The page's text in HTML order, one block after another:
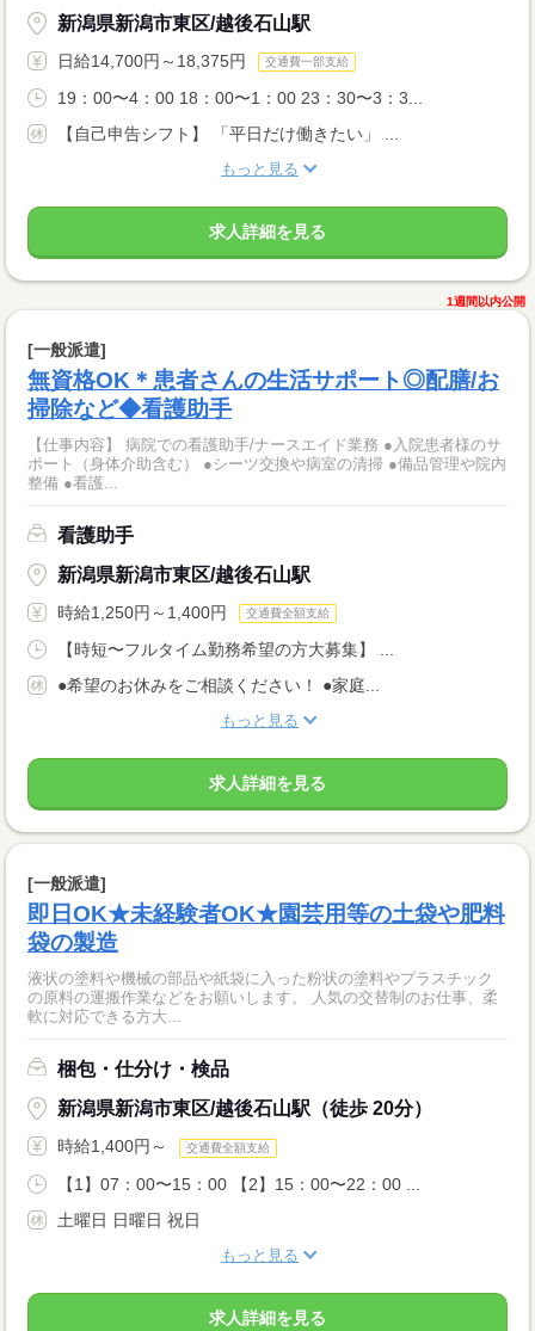
新潟県新潟市東区/越後石山駅
日給14,700円～18,375円 交通費一部支給
19：00〜4：00 18：00〜1：00 23：30〜3：3...
【自己申告シフト】 「平日だけ働きたい」 ...
もっと見る
求人詳細を見る
1週間以内公開
[一般派遣]
無資格OK＊患者さんの生活サポート◎配膳/お
掃除など◆看護助手
【仕事内容】 病院での看護助手/ナースエイド業務 ●入院患者様のサ
ポート（身体介助含む） ●シーツ交換や病室の清掃 ●備品管理や院内
整備 ●看護...
看護助手
新潟県新潟市東区/越後石山駅
時給1,250円～1,400円 交通費全額支給
【時短〜フルタイム勤務希望の方大募集】 ...
●希望のお休みをご相談ください！ ●家庭...
もっと見る
求人詳細を見る
[一般派遣]
即日OK★未経験者OK★園芸用等の土袋や肥料
袋の製造
液状の塗料や機械の部品や紙袋に入った粉状の塗料やプラスチック
の原料の運搬作業などをお願いします。 人気の交替制のお仕事、柔
軟に対応できる方大...
梱包・仕分け・検品
新潟県新潟市東区/越後石山駅（徒歩 20分）
時給1,400円～ 交通費全額支給
【1】07：00〜15：00 【2】15：00〜22：00 ...
土曜日 日曜日 祝日
もっと見る
求人詳細を見る